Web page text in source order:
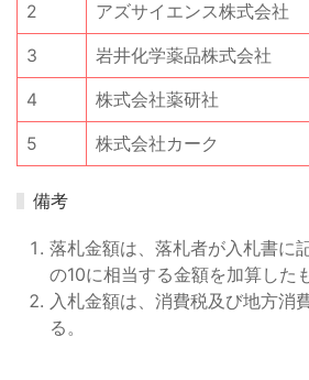
2 アズサイエンス株式会社
3 岩井化学薬品株式会社
4 株式会社薬研社
5 株式会社カーク
備考
落札金額は、落札者が入札書に
の10に相当する金額を加算した
入札金額は、消費税及び地方消
る。